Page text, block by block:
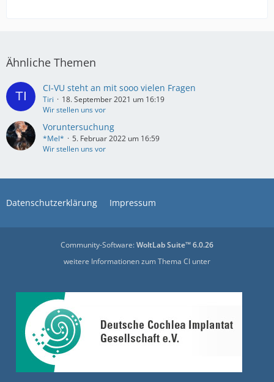
Ähnliche Themen
CI-VU steht an mit sooo vielen Fragen
Tiri
18. September 2021 um 16:19
Wir stellen uns vor
Voruntersuchung
*Mel*
5. Februar 2022 um 16:59
Wir stellen uns vor
Datenschutzerklärung Impressum
Community-Software:WoltLab Suite™ 6.0.26
weitere Informationen zum Thema CI unter